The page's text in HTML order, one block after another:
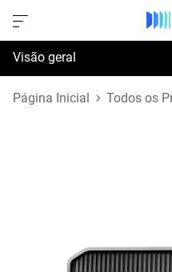
Visão geral
Especificações
Página Inicial Todos os